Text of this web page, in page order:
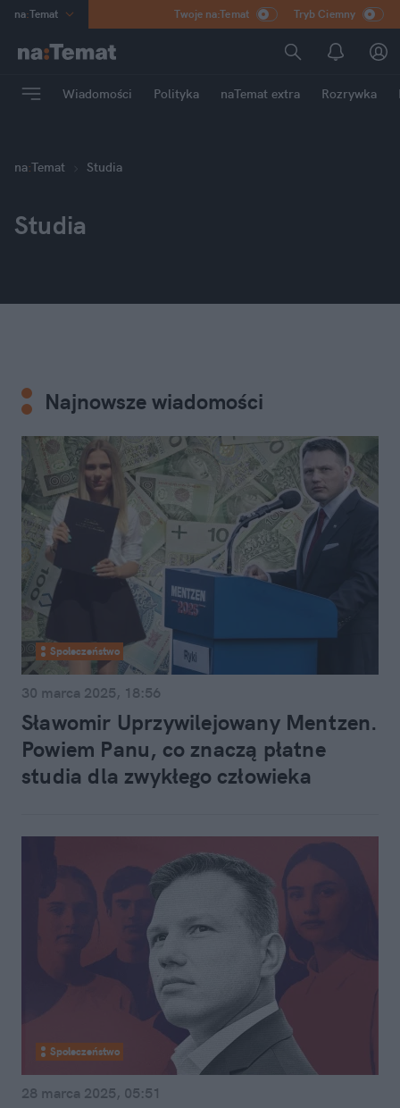
na:Temat
Poland
mama
Rozrywka
Twoje na:Temat Tryb Ciemny
Wiadomości Polityka naTemat extra Rozrywka
na:Temat Studia
Studia
Najnowsze wiadomości
Społeczeństwo
30 marca 2025, 18:56
Sławomir Uprzywilejowany Mentzen.
Powiem Panu, co znaczą płatne
studia dla zwykłego człowieka
Społeczeństwo
28 marca 2025, 05:51